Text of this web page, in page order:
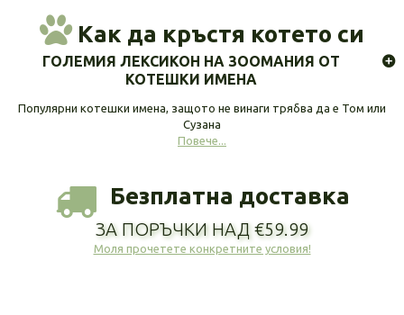
Как да кръстя котето си
ГОЛЕМИЯ ЛЕКСИКОН НА ЗООМАНИЯ ОТ
КОТЕШКИ ИМЕНА
Популярни котешки имена, защото не винаги трябва да е Том или
Сузана
Повече...
Безплатна доставка
ЗА ПОРЪЧКИ НАД €59.99
Моля прочетете конкретните условия!